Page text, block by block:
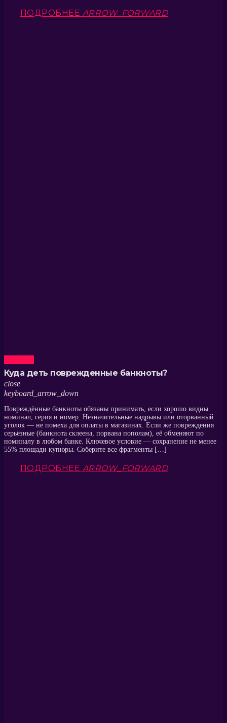
ПОДРОБНЕЕ ARROW_FORWARD
Куда деть поврежденные банкноты?
close
keyboard_arrow_down
Повреждённые банкноты обязаны принимать, если хорошо видны
номинал, серия и номер. Незначительные надрывы или оторванный
уголок — не помеха для оплаты в магазинах. Если же повреждения
серьёзные (банкнота склеена, порвана пополам), её обменяют по
номиналу в любом банке. Ключевое условие — сохранение не менее
55% площади купюры. Соберите все фрагменты […]
ПОДРОБНЕЕ ARROW_FORWARD